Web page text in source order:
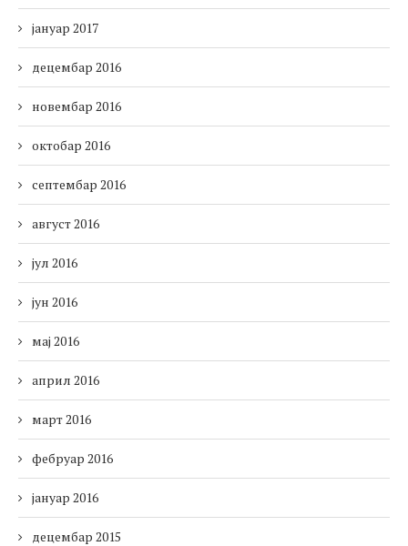
јануар 2017
децембар 2016
новембар 2016
октобар 2016
септембар 2016
август 2016
јул 2016
јун 2016
мај 2016
април 2016
март 2016
фебруар 2016
јануар 2016
децембар 2015